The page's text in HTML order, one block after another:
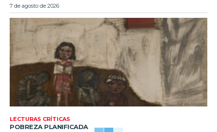
7 de agosto de 2026
LECTURAS CRÍTICAS
POBREZA PLANIFICADA